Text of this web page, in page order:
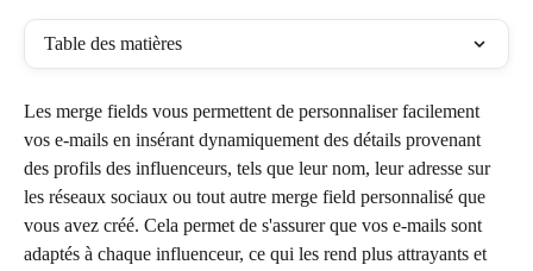
Table des matières
Les merge fields vous permettent de personnaliser facilement
vos e-mails en insérant dynamiquement des détails provenant
des profils des influenceurs, tels que leur nom, leur adresse sur
les réseaux sociaux ou tout autre merge field personnalisé que
vous avez créé. Cela permet de s'assurer que vos e-mails sont
adaptés à chaque influenceur, ce qui les rend plus attrayants et